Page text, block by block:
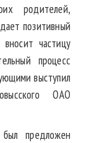
родителей,
позитивный
частицу
процесс
выступил
ОАО
предложен